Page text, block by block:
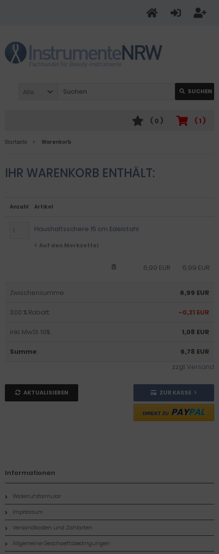
Alle SUCHEN
( 1 )
( 0 )
Startseite Warenkorb
IHR WARENKORB ENTHÄLT:
Anzahl Artikel
Haushaltsschere 15 cm Edelstahl
Auf den Merkzettel
6,99 EUR
6,99 EUR
Zwischensumme: 6,99 EUR
3.00 % Rabatt: -0,21 EUR
inkl. MwSt. 19%: 1,08 EUR
Summe:
6,78 EUR
zzgl.Versand
AKTUALISIEREN ZUR KASSE
DIREKT ZU PAYPAL
Informationen
Widerrufsformular
Impressum
Versandkosten und Zahlarten
Allgemeine Geschaeftsbedingungen